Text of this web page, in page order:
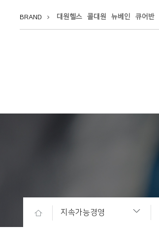
BRAND keyboard_arrow_right 대원헬스 콜대원 뉴베인 큐어반
지속가능경영